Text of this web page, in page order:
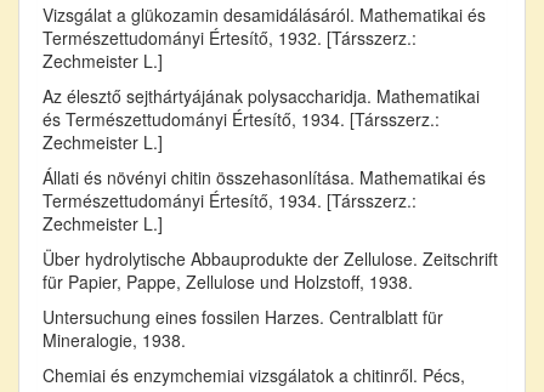
Vizsgálat a glükozamin desamidálásáról. Mathematikai és
Természettudományi Értesítő, 1932. [Társszerz.:
Zechmeister L.]
Az élesztő sejthártyájának polysaccharidja. Mathematikai
és Természettudományi Értesítő, 1934. [Társszerz.:
Zechmeister L.]
Állati és növényi chitin összehasonlítása. Mathematikai és
Természettudományi Értesítő, 1934. [Társszerz.:
Zechmeister L.]
Über hydrolytische Abbauprodukte der Zellulose. Zeitschrift
für Papier, Pappe, Zellulose und Holzstoff, 1938.
Untersuchung eines fossilen Harzes. Centralblatt für
Mineralogie, 1938.
Chemiai és enzymchemiai vizsgálatok a chitinről. Pécs,